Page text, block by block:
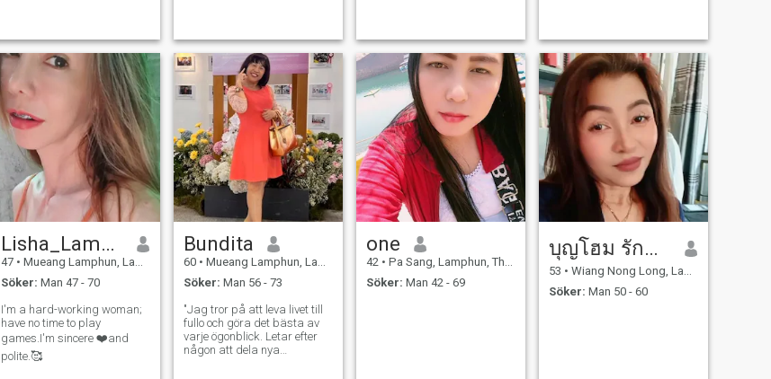
Lisha_Lamphun
47 • Mueang Lamphun, Lamphun, Thailand
Söker: Man 47 - 70
I'm a hard-working woman;
have no time to play
games.I'm sincere ❤️and
polite.🥰
Bundita
60 • Mueang Lamphun, Lamphun, Thailand
Söker: Man 56 - 73
"Jag tror på att leva livet till
fullo och göra det bästa av
varje ögonblick. Letar efter
någon att dela nya
one
42 • Pa Sang, Lamphun, Thailand
Söker: Man 42 - 69
บุญโฮม รักพร้า
53 • Wiang Nong Long, Lamphun, Thailand
Söker: Man 50 - 60